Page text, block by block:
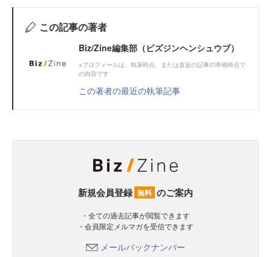
この記事の著者
Biz/Zine編集部（ビズジンヘンシュウブ）
※プロフィールは、執筆時点、または直近の記事の寄稿時点で
の内容です
この著者の最近の執筆記事
新規会員登録 無料 のご案内
・全ての過去記事が閲覧できます
・会員限定メルマガを受信できます
メールバックナンバー